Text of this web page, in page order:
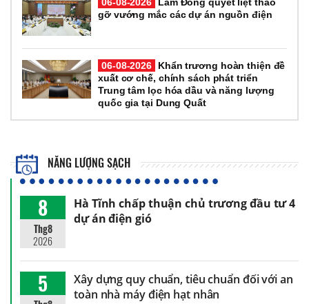
06-08-2026
Lâm Đồng quyết liệt tháo
gỡ vướng mắc các dự án nguồn điện
06-08-2026
Khẩn trương hoàn thiện đề
xuất cơ chế, chính sách phát triển
Trung tâm lọc hóa dầu và năng lượng
quốc gia tại Dung Quất
NĂNG LƯỢNG SẠCH
8
Thg8
2026
Hà Tĩnh chấp thuận chủ trương đầu tư 4
dự án điện gió
5
Xây dựng quy chuẩn, tiêu chuẩn đối với an
toàn nhà máy điện hạt nhân